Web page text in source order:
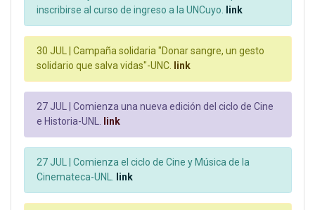
inscribirse al curso de ingreso a la UNCuyo. link
30 JUL | Campaña solidaria "Donar sangre, un gesto
solidario que salva vidas"-UNC. link
27 JUL | Comienza una nueva edición del ciclo de Cine
e Historia-UNL. link
27 JUL | Comienza el ciclo de Cine y Música de la
Cinemateca-UNL. link